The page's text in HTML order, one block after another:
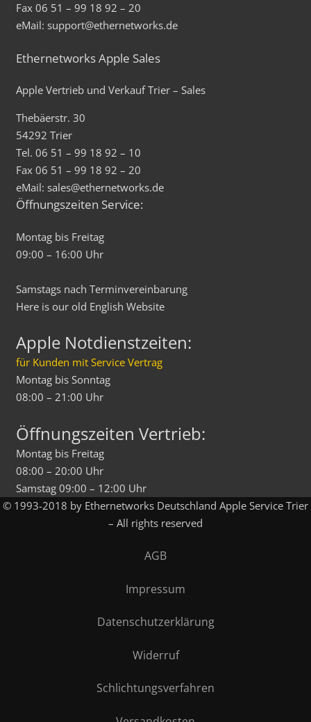
Fax 06 51 – 99 18 92 – 20
eMail: support@ethernetworks.de
Ethernetworks Apple Sales
Apple Vertrieb und Verkauf Trier – Sales
Thebäerstr. 30
54292 Trier
Tel. 06 51 – 99 18 92 – 10
Fax 06 51 – 99 18 92 – 20
eMail: sales@ethernetworks.de
Öffnungszeiten Service:
Montag bis Freitag
09:00 – 16:00 Uhr
Samstags nach Terminvereinbarung
Here is our old English Website
Apple Notdienstzeiten:
für Kunden mit Service Vertrag
Montag bis Sonntag
08:00 – 21:00 Uhr
Öffnungszeiten Vertrieb:
Montag bis Freitag
08:00 – 20:00 Uhr
Samstag 09:00 – 12:00 Uhr
© 1993-2018 by Ethernetworks Deutschland Apple Service Trier
– All rights reserved
AGB
Impressum
Datenschutzerklärung
Widerruf
Schlichtungsverfahren